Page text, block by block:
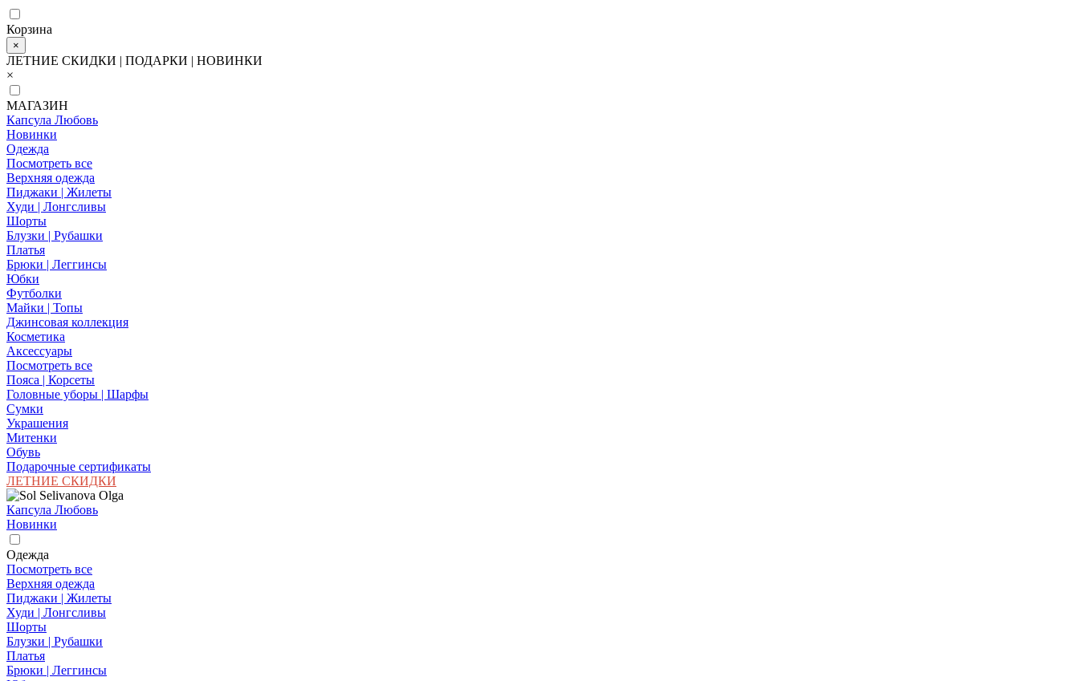
Корзина
×
ЛЕТНИЕ СКИДКИ | ПОДАРКИ | НОВИНКИ
×
МАГАЗИН
Капсула Любовь
Новинки
Одежда
Посмотреть все
Верхняя одежда
Пиджаки | Жилеты
Худи | Лонгсливы
Шорты
Блузки | Рубашки
Платья
Брюки | Леггинсы
Юбки
Футболки
Майки | Топы
Джинсовая коллекция
Косметика
Аксессуары
Посмотреть все
Пояса | Корсеты
Головные уборы | Шарфы
Сумки
Украшения
Митенки
Обувь
Подарочные сертификаты
ЛЕТНИЕ СКИДКИ
Капсула Любовь
Новинки
Одежда
Посмотреть все
Верхняя одежда
Пиджаки | Жилеты
Худи | Лонгсливы
Шорты
Блузки | Рубашки
Платья
Брюки | Леггинсы